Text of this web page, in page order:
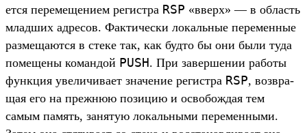
ется переме­щени­ем регис­тра RSP «вверх» — в область
млад­ших адре­сов. Фак­тичес­ки локаль­ные перемен­ные
раз­меща­ются в сте­ке так, как буд­то бы они были туда
помеще­ны коман­дой PUSH. При завер­шении работы
фун­кция уве­личи­вает зна­чение регис­тра RSP, воз­вра­
щая его на преж­нюю позицию и осво­бож­дая тем
самым память, занятую локаль­ными перемен­ными.